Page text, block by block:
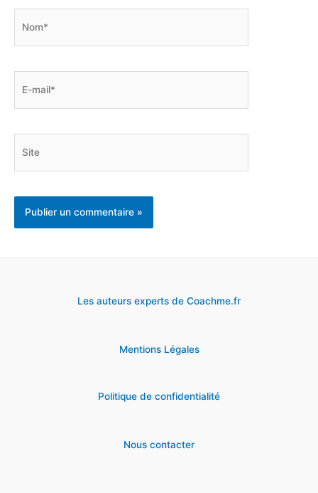
Les auteurs experts de Coachme.fr
Mentions Légales
Politique de confidentialité
Nous contacter